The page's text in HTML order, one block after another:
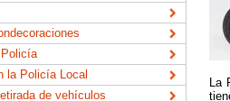
La
la Policía Local
de vehículos